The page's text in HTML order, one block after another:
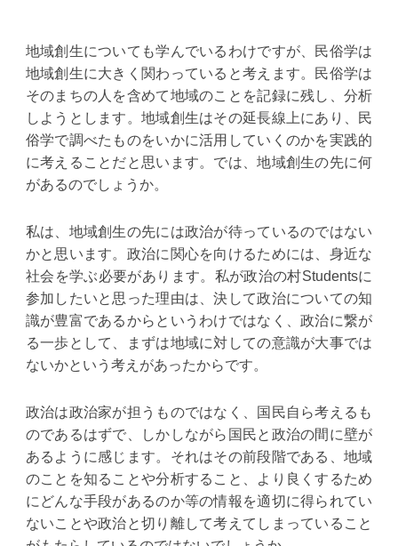
地域創生についても学んでいるわけですが、民俗学は
地域創生に大きく関わっていると考えます。民俗学は
そのまちの人を含めて地域のことを記録に残し、分析
しようとします。地域創生はその延長線上にあり、民
俗学で調べたものをいかに活用していくのかを実践的
に考えることだと思います。では、地域創生の先に何
があるのでしょうか。
私は、地域創生の先には政治が待っているのではない
かと思います。政治に関心を向けるためには、身近な
社会を学ぶ必要があります。私が政治の村Studentsに
参加したいと思った理由は、決して政治についての知
識が豊富であるからというわけではなく、政治に繋が
る一歩として、まずは地域に対しての意識が大事では
ないかという考えがあったからです。
政治は政治家が担うものではなく、国民自ら考えるも
のであるはずで、しかしながら国民と政治の間に壁が
あるように感じます。それはその前段階である、地域
のことを知ることや分析すること、より良くするため
にどんな手段があるのか等の情報を適切に得られてい
ないことや政治と切り離して考えてしまっていること